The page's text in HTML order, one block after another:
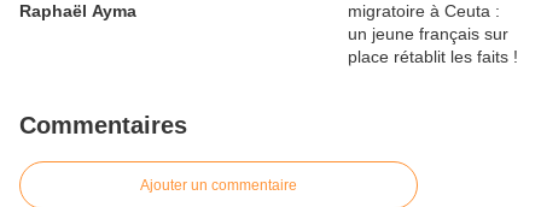
Raphaël Ayma
Commentaires
Ajouter un commentaire